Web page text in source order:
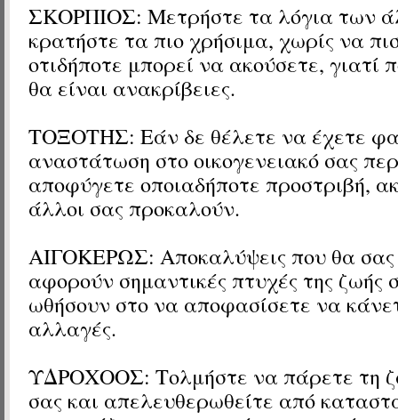
ΣΚΟΡΠΙΟΣ: Μετρήστε τα λόγια των
κρατήστε τα πιο χρήσιμα, χωρίς να
οτιδήποτε μπορεί να ακούσετε,
θα είναι ανακρίβειες.
ΤΟΞΟΤΗΣ: Εάν δε θέλετε να έχετε
αναστάτωση στο οικογενειακό σας
αποφύγετε οποιαδήποτε προστριβή,
άλλοι σας προκαλούν.
ΑΙΓΟΚΕΡΩΣ: Αποκαλύψεις που θα σας
αφορούν σημαντικές πτυχές της ζωής
ωθήσουν στο να αποφασίσετε να
αλλαγές.
ΥΔΡΟΧΟΟΣ: Τολμήστε να πάρετε τη
σας και απελευθερωθείτε από